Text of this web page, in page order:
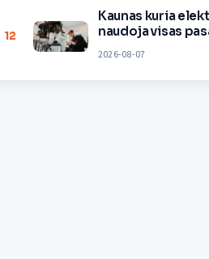
12
Kaunas kuria
naudoja visas
2026-08-07